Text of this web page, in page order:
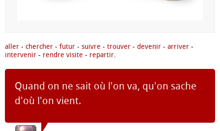
aller - chercher - futur - suivre - trouver - devenir - arriver -
intervenir - rendre visite - repartir.
Quand on ne sait où l'on va, qu'on sache
d'où l'on vient.